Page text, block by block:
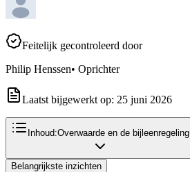
Feitelijk gecontroleerd door
Philip Henssen• Oprichter
Laatst bijgewerkt op: 25 juni 2026
Inhoud:Overwaarde en de bijleenregeling
Belangrijkste inzichten